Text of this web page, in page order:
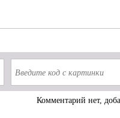
Комментарий нет,